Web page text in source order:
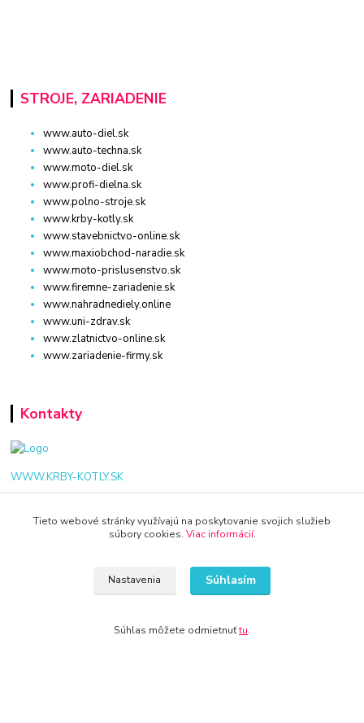
STROJE, ZARIADENIE
www.auto-diel.sk
www.auto-techna.sk
www.moto-diel.sk
www.profi-dielna.sk
www.polno-stroje.sk
www.krby-kotly.sk
www.stavebnictvo-online.sk
www.maxiobchod-naradie.sk
www.moto-prislusenstvo.sk
www.firemne-zariadenie.sk
www.nahradnediely.online
www.uni-zdrav.sk
www.zlatnictvo-online.sk
www.zariadenie-firmy.sk
Kontakty
WWW.KRBY-KOTLY.SK
Tieto webové stránky využívajú na poskytovanie svojich služieb
súbory cookies. Viac informácií.
Nastavenia Súhlasím
Súhlas môžete odmietnuťtu.